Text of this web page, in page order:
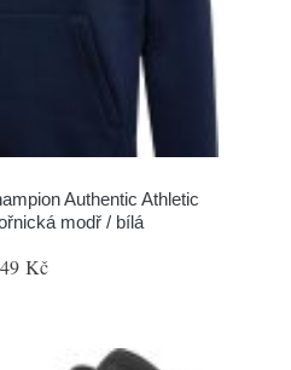
Authentic Athletic
modř / bílá
Kč